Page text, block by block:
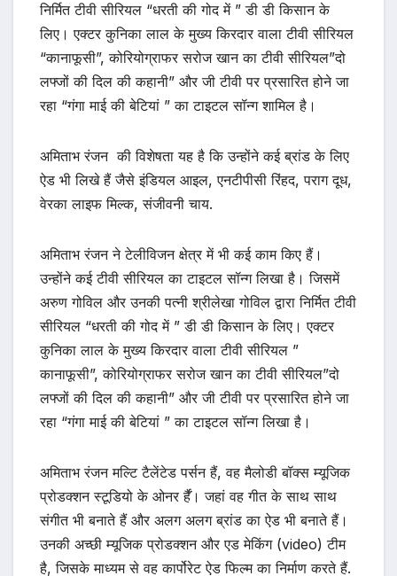
निर्मित टीवी सीरियल “धरती की गोद में ” डी डी किसान के
लिए। एक्टर कुनिका लाल के मुख्य किरदार वाला टीवी सीरियल
“कानाफूसी”, कोरियोग्राफर सरोज खान का टीवी सीरियल”दो
लफ्जों की दिल की कहानी” और जी टीवी पर प्रसारित होने जा
रहा “गंगा माई की बेटियां ” का टाइटल सॉन्ग शामिल है।
अमिताभ रंजन की विशेषता यह है कि उन्होंने कई ब्रांड के लिए
ऐड भी लिखे हैं जैसे इंडियल आइल, एनटीपीसी रिंहद, पराग दूध,
वेरका लाइफ मिल्क, संजीवनी चाय.
अमिताभ रंजन ने टेलीविजन क्षेत्र में भी कई काम किए हैं।
उन्होंने कई टीवी सीरियल का टाइटल सॉन्ग लिखा है। जिसमें
अरुण गोविल और उनकी पत्नी श्रीलेखा गोविल द्वारा निर्मित टीवी
सीरियल “धरती की गोद में ” डी डी किसान के लिए। एक्टर
कुनिका लाल के मुख्य किरदार वाला टीवी सीरियल ”
कानाफूसी”, कोरियोग्राफर सरोज खान का टीवी सीरियल”दो
लफ्जों की दिल की कहानी” और जी टीवी पर प्रसारित होने जा
रहा “गंगा माई की बेटियां ” का टाइटल सॉन्ग लिखा है।
अमिताभ रंजन मल्टि टैलेंटेड पर्सन हैं, वह मैलोडी बॉक्स म्यूजिक
प्रोडक्शन स्टूडियो के ओनर र्हैं। जहां वह गीत के साथ साथ
संगीत भी बनाते हैं और अलग अलग ब्रांड का ऐड भी बनाते हैं।
उनकी अच्छी म्यूजिक प्रोडक्शन और एड मेकिंग (video) टीम
है, जिसके माध्यम से वह कार्पोरेट ऐड फिल्म का निर्माण करते हैं.